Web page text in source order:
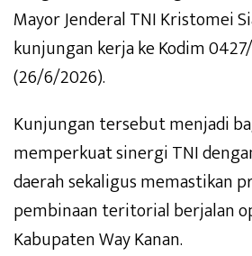
Mayor Jenderal TNI Kristomei
kunjungan kerja ke Kodim
(26/6/2026).
Kunjungan tersebut menjadi
memperkuat sinergi TNI
daerah sekaligus memastikan
pembinaan teritorial berjalan
Kabupaten Way Kanan.